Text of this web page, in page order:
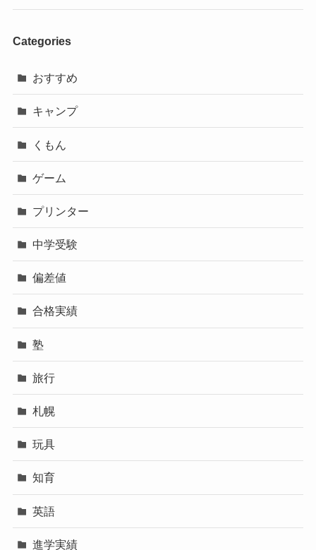
Categories
おすすめ
キャンプ
くもん
ゲーム
プリンター
中学受験
偏差値
合格実績
塾
旅行
札幌
玩具
知育
英語
進学実績